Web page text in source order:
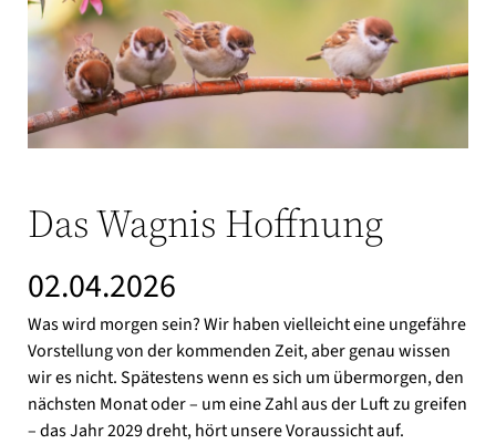
Das Wagnis Hoffnung
02.04.2026
Was wird morgen sein? Wir haben vielleicht eine ungefähre
Vorstellung von der kommenden Zeit, aber genau wissen
wir es nicht. Spätestens wenn es sich um übermorgen, den
nächsten Monat oder – um eine Zahl aus der Luft zu greifen
– das Jahr 2029 dreht, hört unsere Voraussicht auf.